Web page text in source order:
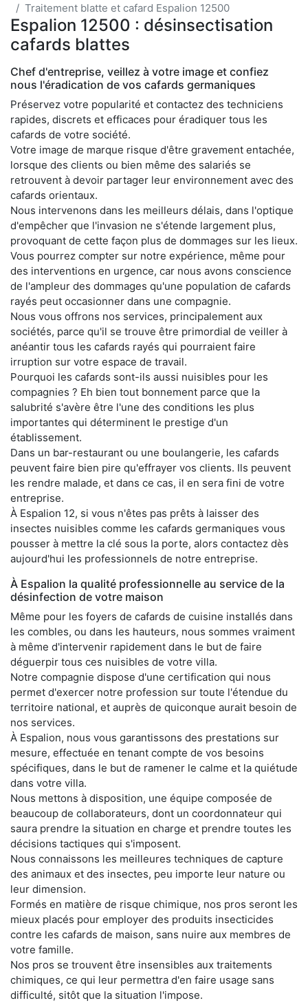
Traitement blatte et cafard Espalion 12500
Espalion 12500 : désinsectisation
cafards blattes
Chef d'entreprise, veillez à votre image et confiez
nous l'éradication de vos cafards germaniques
Préservez votre popularité et contactez des techniciens
rapides, discrets et efficaces pour éradiquer tous les
cafards de votre société.
Votre image de marque risque d'être gravement entachée,
lorsque des clients ou bien même des salariés se
retrouvent à devoir partager leur environnement avec des
cafards orientaux.
Nous intervenons dans les meilleurs délais, dans l'optique
d'empêcher que l'invasion ne s'étende largement plus,
provoquant de cette façon plus de dommages sur les lieux.
Vous pourrez compter sur notre expérience, même pour
des interventions en urgence, car nous avons conscience
de l'ampleur des dommages qu'une population de cafards
rayés peut occasionner dans une compagnie.
Nous vous offrons nos services, principalement aux
sociétés, parce qu'il se trouve être primordial de veiller à
anéantir tous les cafards rayés qui pourraient faire
irruption sur votre espace de travail.
Pourquoi les cafards sont-ils aussi nuisibles pour les
compagnies ? Eh bien tout bonnement parce que la
salubrité s'avère être l'une des conditions les plus
importantes qui déterminent le prestige d'un
établissement.
Dans un bar-restaurant ou une boulangerie, les cafards
peuvent faire bien pire qu'effrayer vos clients. Ils peuvent
les rendre malade, et dans ce cas, il en sera fini de votre
entreprise.
À Espalion 12, si vous n'êtes pas prêts à laisser des
insectes nuisibles comme les cafards germaniques vous
pousser à mettre la clé sous la porte, alors contactez dès
aujourd'hui les professionnels de notre entreprise.
À Espalion la qualité professionnelle au service de la
désinfection de votre maison
Même pour les foyers de cafards de cuisine installés dans
les combles, ou dans les hauteurs, nous sommes vraiment
à même d'intervenir rapidement dans le but de faire
déguerpir tous ces nuisibles de votre villa.
Notre compagnie dispose d'une certification qui nous
permet d'exercer notre profession sur toute l'étendue du
territoire national, et auprès de quiconque aurait besoin de
nos services.
À Espalion, nous vous garantissons des prestations sur
mesure, effectuée en tenant compte de vos besoins
spécifiques, dans le but de ramener le calme et la quiétude
dans votre villa.
Nous mettons à disposition, une équipe composée de
beaucoup de collaborateurs, dont un coordonnateur qui
saura prendre la situation en charge et prendre toutes les
décisions tactiques qui s'imposent.
Nous connaissons les meilleures techniques de capture
des animaux et des insectes, peu importe leur nature ou
leur dimension.
Formés en matière de risque chimique, nos pros seront les
mieux placés pour employer des produits insecticides
contre les cafards de maison, sans nuire aux membres de
votre famille.
Nos pros se trouvent être insensibles aux traitements
chimiques, ce qui leur permettra d'en faire usage sans
difficulté, sitôt que la situation l'impose.